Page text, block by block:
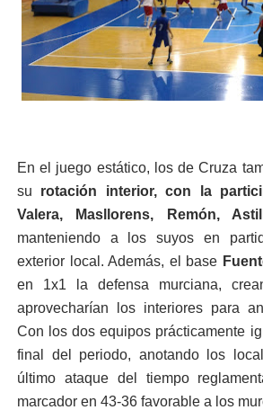
En el juego estático, los de Cruza
su rotación interior, con la
Valera, Masllorens, Remón,
manteniendo a los suyos en
exterior local. Además, el base
en 1x1 la defensa murciana,
aprovecharían los interiores para
Con los dos equipos prácticamente
final del periodo, anotando los
último ataque del tiempo
marcador en 43-36 favorable a los